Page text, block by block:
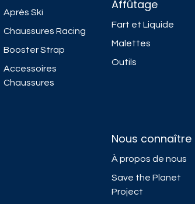
Nous connaître
À propos de nous
Save the Planet
Project
Après Ski
Chaussures Racing
Booster Strap
Accessoires
Chaussures
Affûtage
Fart et Liquide
Malettes
Outils